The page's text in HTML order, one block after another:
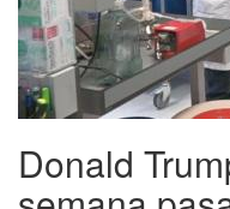
Donald